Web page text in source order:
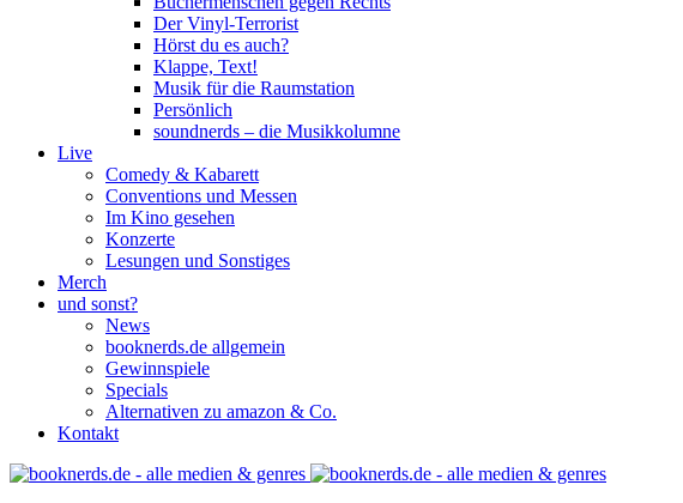
Der Vinyl-Terrorist
Hörst du es auch?
Klappe, Text!
Musik für die Raumstation
Persönlich
soundnerds – die Musikkolumne
Live
Comedy & Kabarett
Conventions und Messen
Im Kino gesehen
Konzerte
Lesungen und Sonstiges
Merch
und sonst?
News
booknerds.de allgemein
Gewinnspiele
Specials
Alternativen zu amazon & Co.
Kontakt